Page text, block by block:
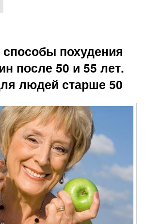
похудения
после 50 и 55 лет.
людей старше 50